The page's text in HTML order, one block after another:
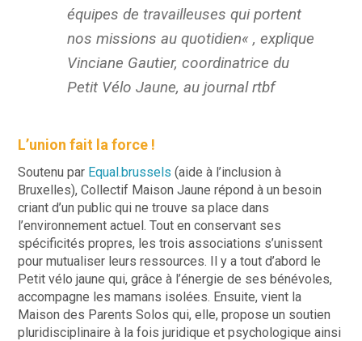
équipes de travailleuses qui portent
nos missions au quotidien« , explique
Vinciane Gautier, coordinatrice du
Petit Vélo Jaune, au journal rtbf
L’union fait la force !
Soutenu par Equal.brussels (aide à l’inclusion à
Bruxelles), Collectif Maison Jaune répond à un besoin
criant d’un public qui ne trouve sa place dans
l’environnement actuel. Tout en conservant ses
spécificités propres, les trois associations s’unissent
pour mutualiser leurs ressources. Il y a tout d’abord le
Petit vélo jaune qui, grâce à l’énergie de ses bénévoles,
accompagne les mamans isolées. Ensuite, vient la
Maison des Parents Solos qui, elle, propose un soutien
pluridisciplinaire à la fois juridique et psychologique ainsi